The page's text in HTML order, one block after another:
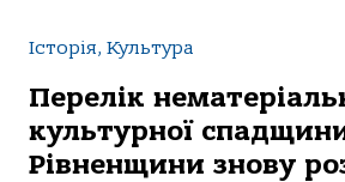
Історія, Культура
Перелік
культурної
Рівненщини знову